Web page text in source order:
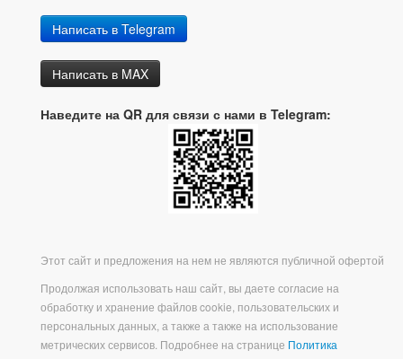
Написать в Telegram
Написать в MAX
Наведите на QR для связи с нами в Telegram:
Этот сайт и предложения на нем не являются публичной офертой
Продолжая использовать наш сайт, вы даете согласие на
обработку и хранение файлов cookie, пользовательских и
персональных данных, а также а также на использование
метрических сервисов. Подробнее на странице Политика